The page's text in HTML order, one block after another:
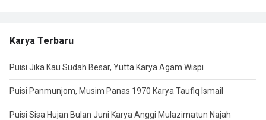
Karya Terbaru
Puisi Jika Kau Sudah Besar, Yutta Karya Agam Wispi
Puisi Panmunjom, Musim Panas 1970 Karya Taufiq Ismail
Puisi Sisa Hujan Bulan Juni Karya Anggi Mulazimatun Najah